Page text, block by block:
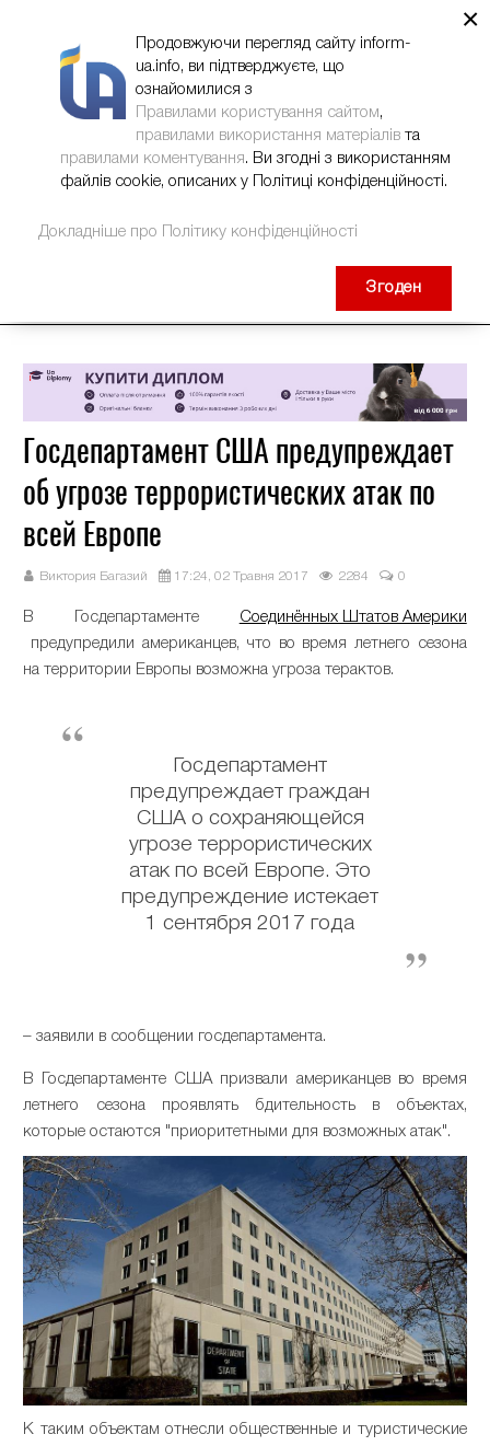
Госдепартамент США предупреждает
об угрозе террористических атак по
всей Европе
Виктория Багазий 17:24, 02 Травня 2017 2284 0
В Госдепартаменте Соединённых Штатов Америки
предупредили американцев, что во время летнего сезона
на территории Европы возможна угроза терактов.
Госдепартамент
предупреждает граждан
США о сохраняющейся
угрозе террористических
атак по всей Европе. Это
предупреждение истекает
1 сентября 2017 года
– заявили в сообщении госдепартамента.
В Госдепартаменте США призвали американцев во время
летнего сезона проявлять бдительность в объектах,
которые остаются "приоритетными для возможных атак".
К таким объектам отнесли общественные и туристические
×
Продовжуючи перегляд сайту inform-
ua.info, ви підтверджуєте, що
ознайомилися з
Правилами користування сайтом,
правилами використання матеріалів та
правилами коментування. Ви згодні з використанням
файлів cookie, описаних у Політиці конфіденційності.
Докладніше про Політику конфіденційності
Згоден